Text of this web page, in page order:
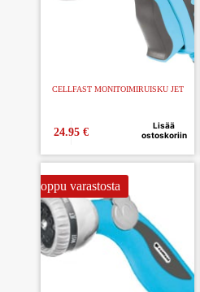
CELLFAST MONITOIMIRUISKU JET
24.95 €
Lisää
ostoskoriin
Loppu varastosta